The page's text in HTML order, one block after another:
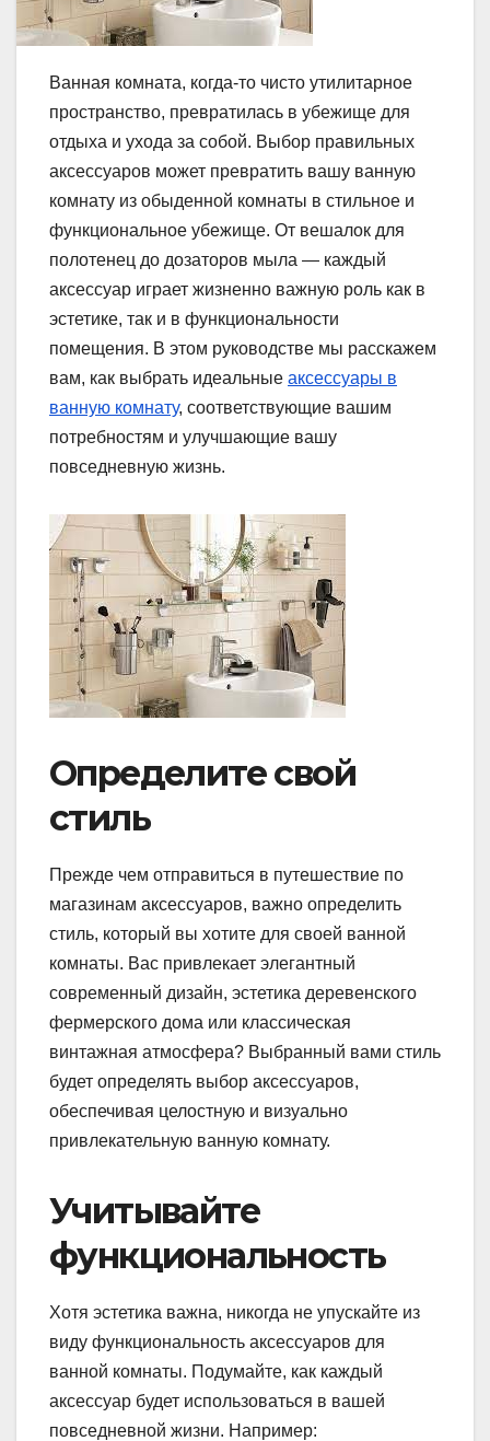
Ванная комната, когда-то чисто утилитарное
пространство, превратилась в убежище для
отдыха и ухода за собой. Выбор правильных
аксессуаров может превратить вашу ванную
комнату из обыденной комнаты в стильное и
функциональное убежище. От вешалок для
полотенец до дозаторов мыла — каждый
аксессуар играет жизненно важную роль как в
эстетике, так и в функциональности
помещения. В этом руководстве мы расскажем
вам, как выбрать идеальные аксессуары в
ванную комнату, соответствующие вашим
потребностям и улучшающие вашу
повседневную жизнь.
Определите свой
стиль
Прежде чем отправиться в путешествие по
магазинам аксессуаров, важно определить
стиль, который вы хотите для своей ванной
комнаты. Вас привлекает элегантный
современный дизайн, эстетика деревенского
фермерского дома или классическая
винтажная атмосфера? Выбранный вами стиль
будет определять выбор аксессуаров,
обеспечивая целостную и визуально
привлекательную ванную комнату.
Учитывайте
функциональность
Хотя эстетика важна, никогда не упускайте из
виду функциональность аксессуаров для
ванной комнаты. Подумайте, как каждый
аксессуар будет использоваться в вашей
повседневной жизни. Например: